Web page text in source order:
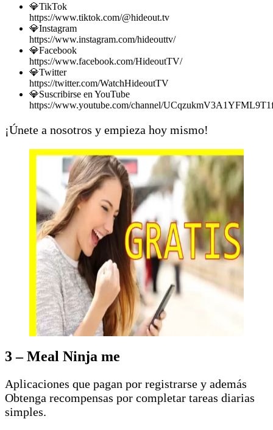
💎TikTok
https://www.tiktok.com/@hideout.tv
💎Instagram
https://www.instagram.com/hideouttv/
💎Facebook
https://www.facebook.com/HideoutTV/
💎Twitter
https://twitter.com/WatchHideoutTV
💎Suscribirse en YouTube
https://www.youtube.com/channel/
¡Únete a nosotros y empieza hoy mismo!
3 – Meal Ninja me
Aplicaciones que pagan por registrarse y además
Obtenga recompensas por completar tareas diarias
simples.